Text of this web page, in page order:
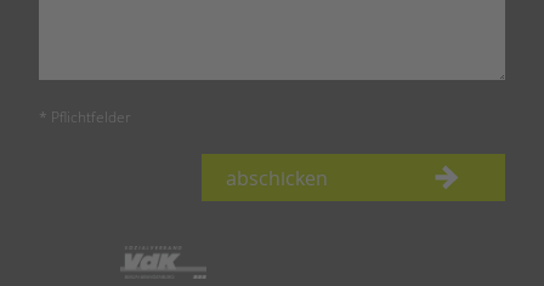
* Pflichtfelder
abschicken